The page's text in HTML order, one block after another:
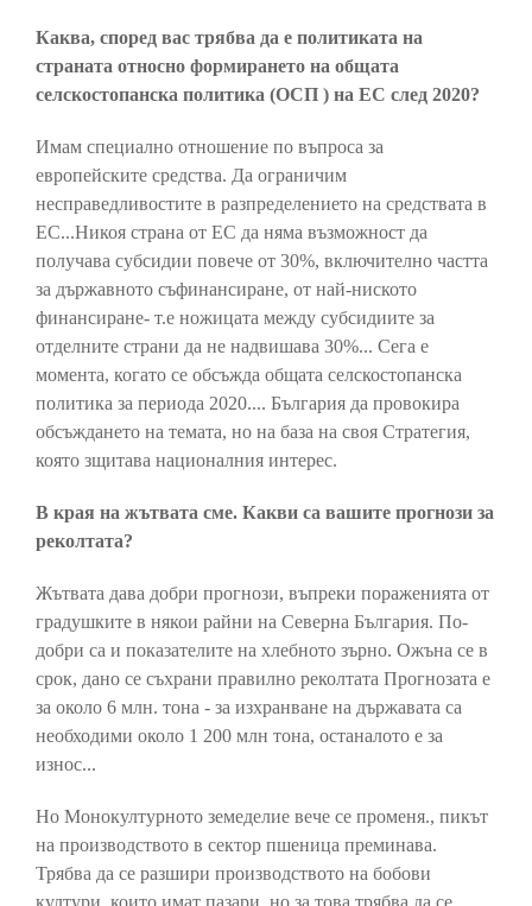
Каква, според вас трябва да е политиката на
страната относно формирането на общата
селскостопанска политика (ОСП ) на ЕС след 2020?
Имам специално отношение по въпроса за
европейските средства. Да ограничим
несправедливостите в разпределението на средствата в
ЕС...Никоя страна от ЕС да няма възможност да
получава субсидии повече от 30%, включително частта
за държавното съфинансиране, от най-ниското
финансиране- т.е ножицата между субсидиите за
отделните страни да не надвишава 30%... Сега е
момента, когато се обсъжда общата селскостопанска
политика за периода 2020.... България да провокира
обсъждането на темата, но на база на своя Стратегия,
която зщитава националния интерес.
В края на жътвата сме. Какви са вашите прогнози за
реколтата?
Жътвата дава добри прогнози, въпреки пораженията от
градушките в някои райни на Северна България. По-
добри са и показателите на хлебното зърно. Ожъна се в
срок, дано се съхрани правилно реколтата Прогнозата е
за около 6 млн. тона - за изхранване на държавата са
необходими около 1 200 млн тона, останалото е за
износ...
Но Монокултурното земеделие вече се променя., пикът
на производството в сектор пшеница преминава.
Трябва да се разшири производството на бобови
култури, които имат пазари, но за това трябва да се